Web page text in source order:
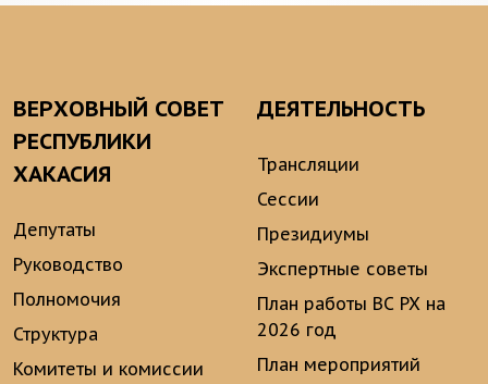
ВЕРХОВНЫЙ СОВЕТ
РЕСПУБЛИКИ
ХАКАСИЯ
Депутаты
Руководство
Полномочия
Структура
Комитеты и комиссии
ДЕЯТЕЛЬНОСТЬ
Трансляции
Сессии
Президиумы
Экспертные советы
План работы ВС РХ на
2026 год
План мероприятий